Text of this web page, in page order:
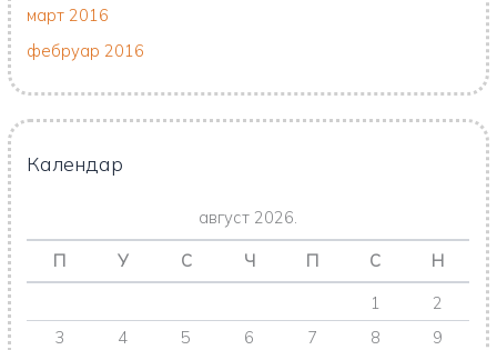
март 2016
фебруар 2016
Календар
август 2026.
П У С Ч П С
Н
1
2
3
4 5 6 7 8
9